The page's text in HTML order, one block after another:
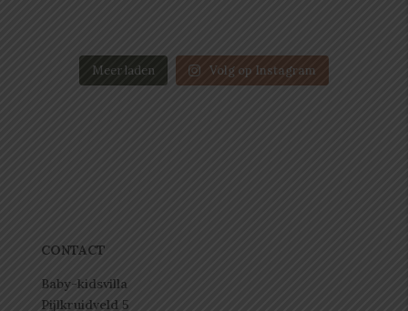
Meer laden Volg op Instagram
CONTACT
Baby-kidsvilla
Pijlkruidveld 5